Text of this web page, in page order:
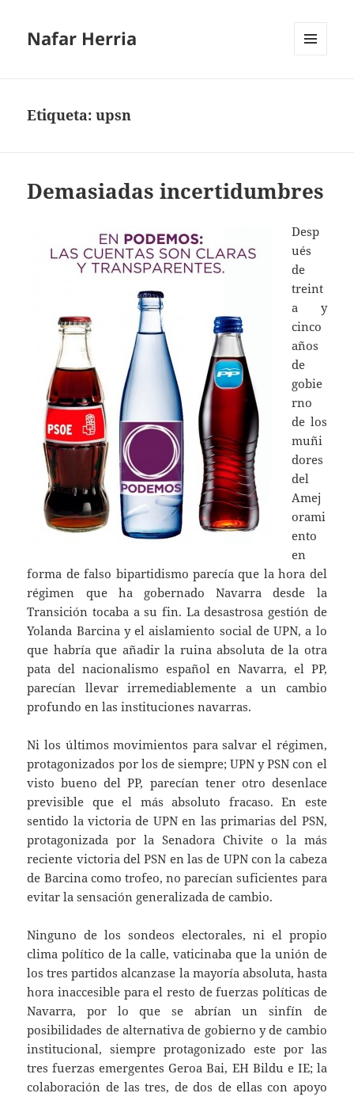
Nafar Herria
Etiqueta:upsn
Demasiadas incertidumbres
Desp
ués
de
treint
a y
cinco
años
de
gobie
rno
de los
muñi
dores
del
Amej
orami
ento
en
forma de falso bipartidismo parecía que la hora del
régimen que ha gobernado Navarra desde la
Transición tocaba a su fin. La desastrosa gestión de
Yolanda Barcina y el aislamiento social de UPN, a lo
que habría que añadir la ruina absoluta de la otra
pata del nacionalismo español en Navarra, el PP,
parecían llevar irremediablemente a un cambio
profundo en las instituciones navarras.
Ni los últimos movimientos para salvar el régimen,
protagonizados por los de siempre; UPN y PSN con el
visto bueno del PP, parecían tener otro desenlace
previsible que el más absoluto fracaso. En este
sentido la victoria de UPN en las primarias del PSN,
protagonizada por la Senadora Chivite o la más
reciente victoria del PSN en las de UPN con la cabeza
de Barcina como trofeo, no parecían suficientes para
evitar la sensación generalizada de cambio.
Ninguno de los sondeos electorales, ni el propio
clima político de la calle, vaticinaba que la unión de
los tres partidos alcanzase la mayoría absoluta, hasta
hora inaccesible para el resto de fuerzas políticas de
Navarra, por lo que se abrían un sinfín de
posibilidades de alternativa de gobierno y de cambio
institucional, siempre protagonizado este por las
tres fuerzas emergentes Geroa Bai, EH Bildu e IE; la
colaboración de las tres, de dos de ellas con apoyo